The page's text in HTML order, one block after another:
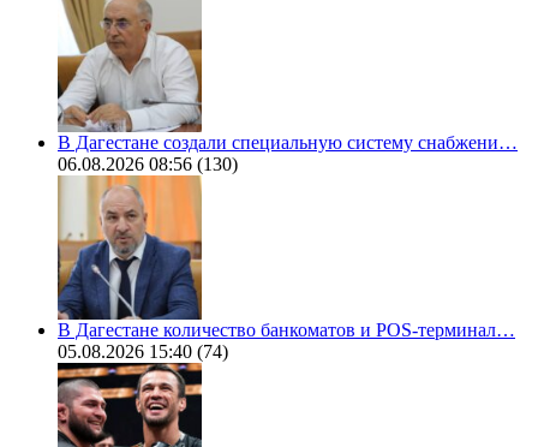
В Дагестане создали специальную систему снабжени…
06.08.2026 08:56 (130)
В Дагестане количество банкоматов и POS-терминал…
05.08.2026 15:40 (74)